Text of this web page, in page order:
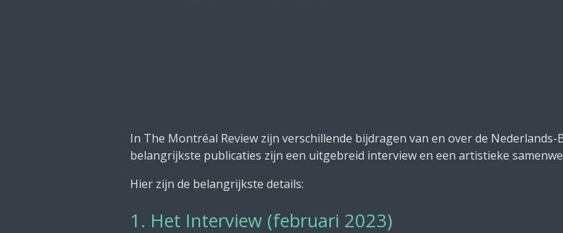
In The Montréal Review zijn verschillende bijdragen van en over de
belangrijkste publicaties zijn een uitgebreid interview en een artistieke
Hier zijn de belangrijkste details:
1. Het Interview (februari 2023)